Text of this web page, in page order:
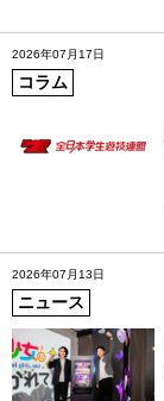
2026年07月17日
コラム
2026年07月13日
ニュース